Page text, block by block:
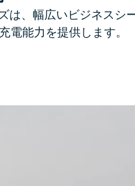
は、幅広いビジネスシ
電能力を提供します。